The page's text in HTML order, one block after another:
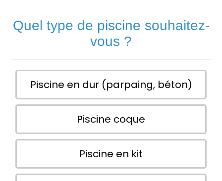
Quel type de piscine souhaitez-
vous ?
Piscine en dur (parpaing, béton)
Piscine coque
Piscine en kit